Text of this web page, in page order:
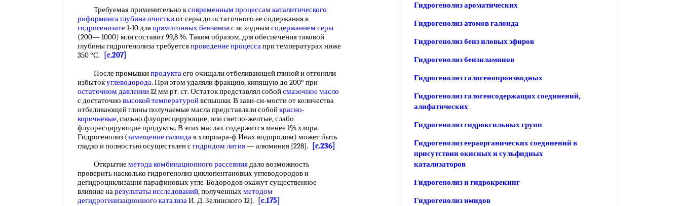
Требуемая применительно ксовременным процессам каталитического
риформингаглубина очисткиот серы до остаточного ее содержания в
гидрогенизате 1-10 дляпрямогонных бензиновс исходным содержанием серы
(200— 1000) млн составит 99,8 %. Таким образом, для обеспечения таковой
глубины гидрогенолиза требуетсяпроведение процессапри температурах ниже
350 °С.
[c.207]
После промывкипродуктаего очищали отбеливающей глиной и отгоняли
избытокуглеводорода. При этом удаляли фракцию, кипящую до 200° при
остаточном давлении12 мм рт. ст. Остаток представлял собойсмазочное масло
с достаточно высокой температуройвспышки. В зави-си-мости от количества
отбеливающей глины получаемые масла представляли собойкрасно-
коричневые, сильно флуоресцирующие, или светло-желтые, слабо
флуоресцирующие продукты. В этих маслах содержится менее 1% хлора.
Гидрогенолиз (замещение галоидав хлорпара-ф Инах водородом) может быть
гладко и полностью осуществлен сгидридом лития— алюминия [228].
[c.236]
Открытие метода комбинационного рассеяниядало возможность
проверить насколько гидрогенолиз циклопентановых углеводородов и
дегидроциклизацня парафиновых угле-Бодородов окажут существенное
влияние нарезультаты исследований, полученныхметодом
дегидрогенизационного катализаИ. Д. Зелинского 12].
[c.175]
Гидрогенолиз ароматических
Гидрогенолиз атомов галоида
Гидрогенолиз бенз иловых эфиров
Гидрогенолиз бензиламинов
Гидрогенолиз галогенопроизводных
Гидрогенолиз галогенсодержащих соединений,
алифатических
Гидрогенолиз гидроксильных групп
Гидрогенолиз еераорганических соединений в
присутствии окисных и сульфидных
катализаторов
Гидрогенолиз и гидрокрекинг
Гидрогенолиз имидов